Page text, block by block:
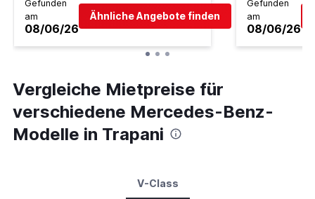
Gefunden
am
08/06/26
Ähnliche Angebote finden
Gefunden
am
08/06/26
Vergleiche Mietpreise für
verschiedene Mercedes-Benz-
Modelle in Trapani
V-Class